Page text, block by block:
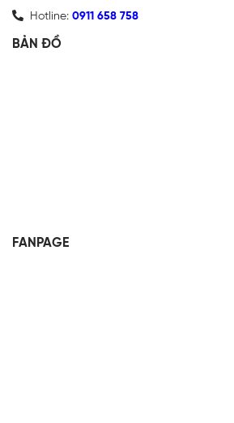
Hotline: 0911 658 758
BẢN ĐỒ
FANPAGE